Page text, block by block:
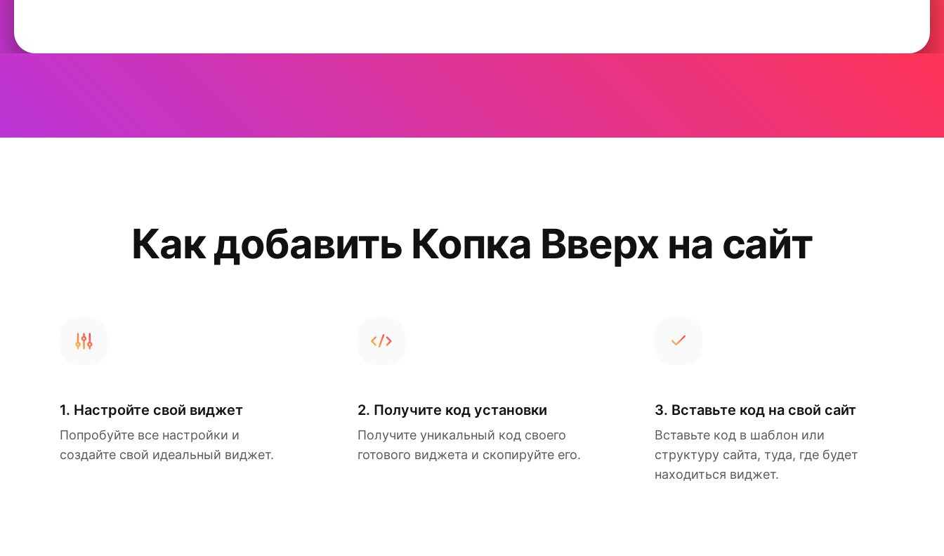
Как добавить Копка Вверх на сайт
1. Настройте свой виджет
Попробуйте все настройки и
создайте свой идеальный виджет.
2. Получите код установки
Получите уникальный код своего
готового виджета и скопируйте его.
3. Вставьте код на свой сайт
Вставьте код в шаблон или
структуру сайта, туда, где будет
находиться виджет.